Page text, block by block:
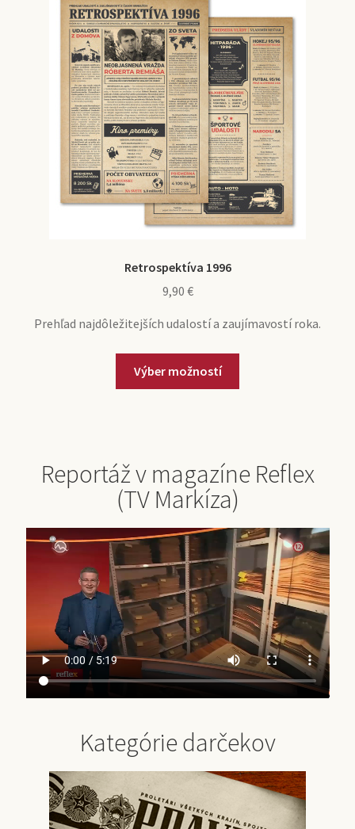
Retrospektíva 1996
9,90 €
Prehľad najdôležitejších udalostí a zaujímavostí roka.
Výber možností
Reportáž v magazíne Reflex
(TV Markíza)
Kategórie darčekov